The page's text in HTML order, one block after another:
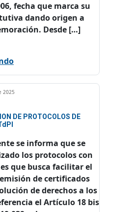
fecha que marca su
dando origen a
Desde […]
2025
DE PROTOCOLOS DE
se informa que se
los protocolos con
que busca facilitar el
de certificados
de derechos a los
el Artículo 18 bis